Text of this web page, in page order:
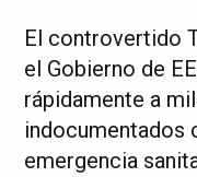
El controvertido
el Gobierno de
rápidamente a
indocumentados
emergencia